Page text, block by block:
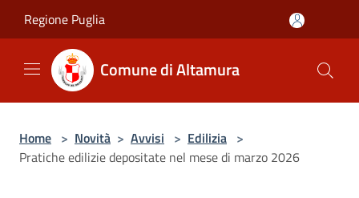
Regione Puglia
Comune di Altamura
Home > Novità > Avvisi > Edilizia >
Pratiche edilizie depositate nel mese di marzo 2026